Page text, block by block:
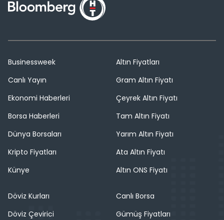
Businessweek
Canlı Yayın
Ekonomi Haberleri
Borsa Haberleri
Dünya Borsaları
Kripto Fiyatları
Künye
Altın Fiyatları
Gram Altın Fiyatı
Çeyrek Altın Fiyatı
Tam Altın Fiyatı
Yarım Altın Fiyatı
Ata Altın Fiyatı
Altın ONS Fiyatı
Döviz Kurları
Döviz Çevirici
Canlı Borsa
Gümüş Fiyatları